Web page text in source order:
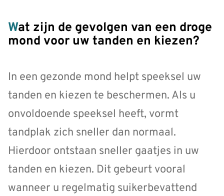
Wat zijn de gevolgen van een droge
mond voor uw tanden en kiezen?
In een gezonde mond helpt speeksel uw
tanden en kiezen te beschermen. Als u
onvoldoende speeksel heeft, vormt
tandplak zich sneller dan normaal.
Hierdoor ontstaan sneller gaatjes in uw
tanden en kiezen. Dit gebeurt vooral
wanneer u regelmatig suikerbevattend